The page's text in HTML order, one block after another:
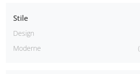
Stile
Design
Moderne